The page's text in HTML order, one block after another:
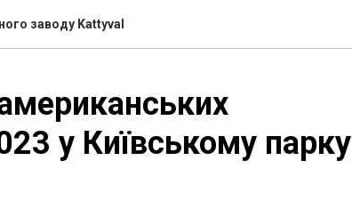
заводу Kattyval
у Київському парку